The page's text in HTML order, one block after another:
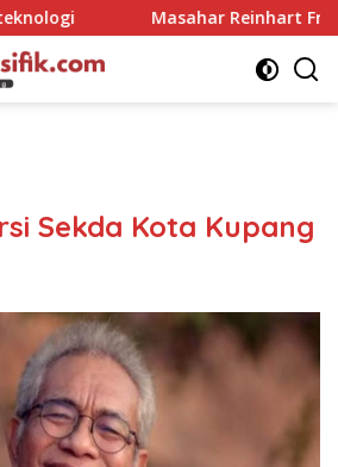
Masahar Reinhart Fridolin
Sekda Kota Kupang